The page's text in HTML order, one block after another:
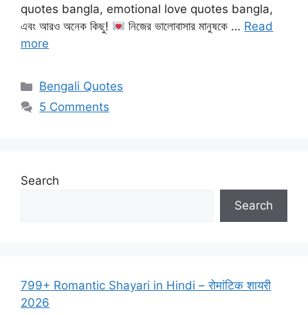
quotes bangla, emotional love quotes bangla,
এবং আরও অনেক কিছু!
নিজের ভালোবাসার মানুষকে … Read
more
Categories
Bengali Quotes
5 Comments
Search
Search
799+ Romantic Shayari in Hindi – रोमांटिक शायरी
2026